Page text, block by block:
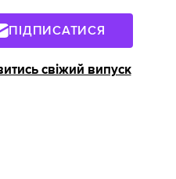
ПІДПИСАТИСЯ
свіжий випуск